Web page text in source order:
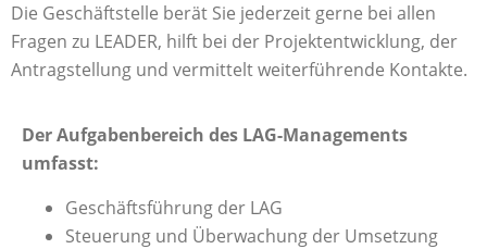
Die Geschäftstelle berät Sie jederzeit gerne bei allen
Fragen zu LEADER, hilft bei der Projektentwicklung, der
Antragstellung und vermittelt weiterführende Kontakte.
Der Aufgabenbereich des LAG-Managements
umfasst:
Geschäftsführung der LAG
Steuerung und Überwachung der Umsetzung